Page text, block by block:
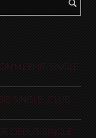
SINGLE
SINGLE „CLUB
DEBUT-SINGLE